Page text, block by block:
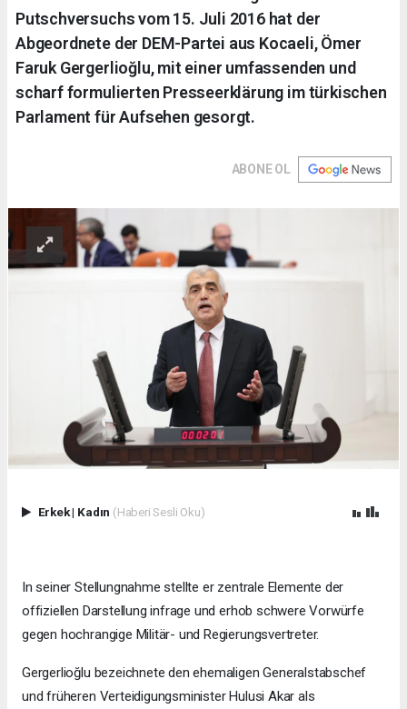
Putschversuchs vom 15. Juli 2016 hat der
Abgeordnete der DEM-Partei aus Kocaeli, Ömer
Faruk Gergerlioğlu, mit einer umfassenden und
scharf formulierten Presseerklärung im türkischen
Parlament für Aufsehen gesorgt.
ABONE OL
Erkek| Kadın (Haberi Sesli Oku)
In seiner Stellungnahme stellte er zentrale Elemente der
offiziellen Darstellung infrage und erhob schwere Vorwürfe
gegen hochrangige Militär- und Regierungsvertreter.
Gergerlioğlu bezeichnete den ehemaligen Generalstabschef
und früheren Verteidigungsminister Hulusi Akar als